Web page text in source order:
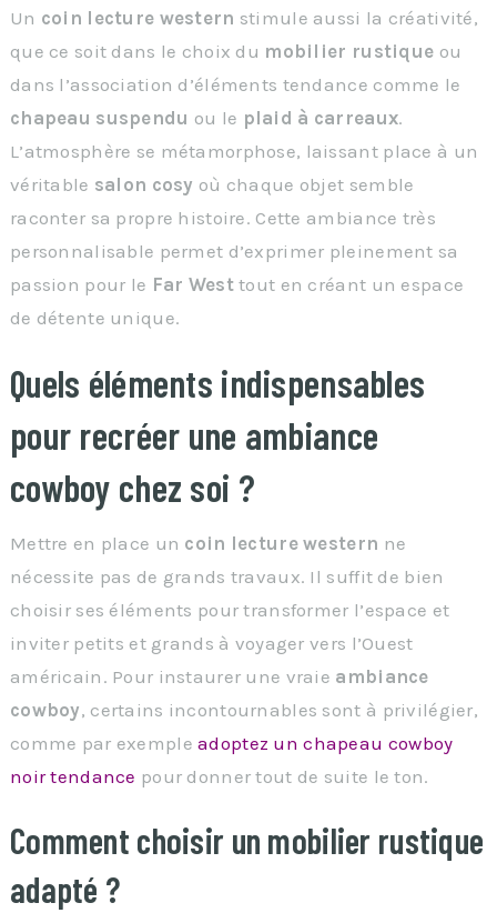
Un coin lecture western stimule aussi la créativité,
que ce soit dans le choix du mobilier rustique ou
dans l’association d’éléments tendance comme le
chapeau suspendu ou le plaid à carreaux.
L’atmosphère se métamorphose, laissant place à un
véritable salon cosy où chaque objet semble
raconter sa propre histoire. Cette ambiance très
personnalisable permet d’exprimer pleinement sa
passion pour le Far Westtout en créant un espace
de détente unique.
Quels éléments indispensables
pour recréer une ambiance
cowboy chez soi ?
Mettre en place un coin lecture western ne
nécessite pas de grands travaux. Il suffit de bien
choisir ses éléments pour transformer l’espace et
inviter petits et grands à voyager vers l’Ouest
américain. Pour instaurer une vraie ambiance
cowboy, certains incontournables sont à privilégier,
comme par exempleadoptez un chapeau cowboy
noir tendance pour donner tout de suite le ton.
Comment choisir un mobilier rustique
adapté ?